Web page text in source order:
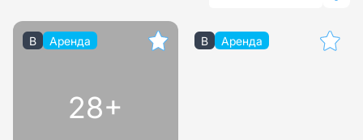
B Аренда
28+
B Аренда